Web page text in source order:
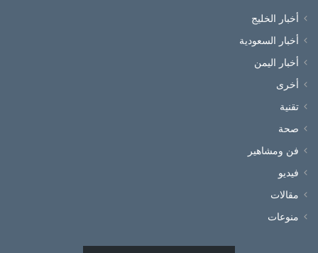
أخبار الخليج
أخبار السعودية
أخبار اليمن
أخرى
تقنية
صحة
فن ومشاهير
فيديو
مقالات
منوعات